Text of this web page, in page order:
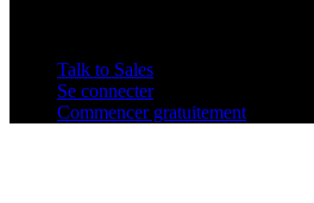
Talk to Sales
Se connecter
Commencer gratuitement